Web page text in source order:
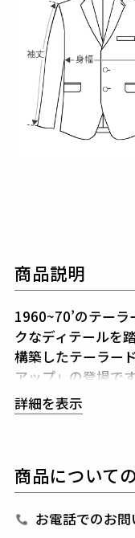
商品説明
1960~70’のテー
クなディテールを
構築したテーラー
アップ」の登場です
113 ORIGINALマ
シルエットと着用感
ンス全体のゆとり
シルエットが生み
ジャケットは裏地
詳細を表示
商品について
お電話でのお